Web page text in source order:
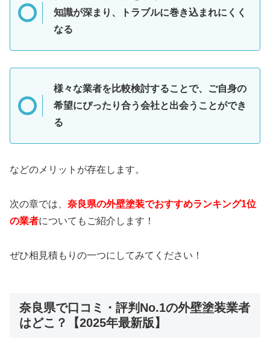
知識が深まり、トラブルに巻き込まれにくく
なる
様々な業者を比較検討することで、ご自身の
希望にぴったり合う会社と出会うことができ
る
などのメリットが存在します。
次の章では、 奈良県の外壁塗装でおすすめランキング1位
の業者についてもご紹介します！
ぜひ相見積もりの一つにしてみてください！
奈良県で口コミ・評判No.1の外壁塗装業者
はどこ？【2025年最新版】